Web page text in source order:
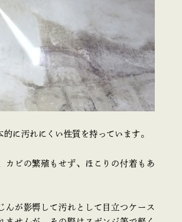
的に汚れにくい性質を持っています。
カビの繁殖もせず、ほこりの付着もあ
んが影響して汚れとして目立つケース